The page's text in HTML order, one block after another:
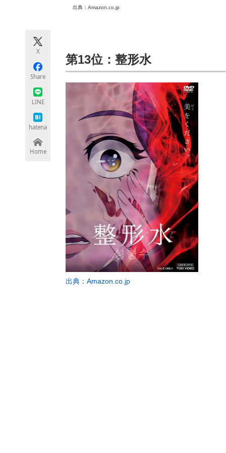
モノづくり技術者専門サイト
ちょっと気になるネットの話題
出典：Amazon.co.jp
X
Share
LINE
hatena
Home
第13位：整形水
出典：Amazon.co.jp